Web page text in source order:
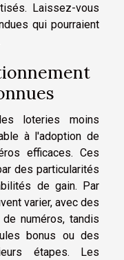
Laissez-vous
qui pourraient
loteries moins
à l'adoption de
efficaces. Ces
des particularités
de gain. Par
varier, avec des
numéros, tandis
bonus ou des
étapes. Les